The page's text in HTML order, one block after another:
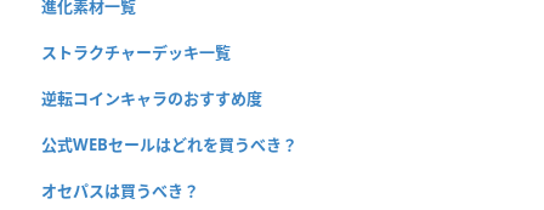
進化素材一覧
ストラクチャーデッキ一覧
逆転コインキャラのおすすめ度
公式WEBセールはどれを買うべき？
オセパスは買うべき？